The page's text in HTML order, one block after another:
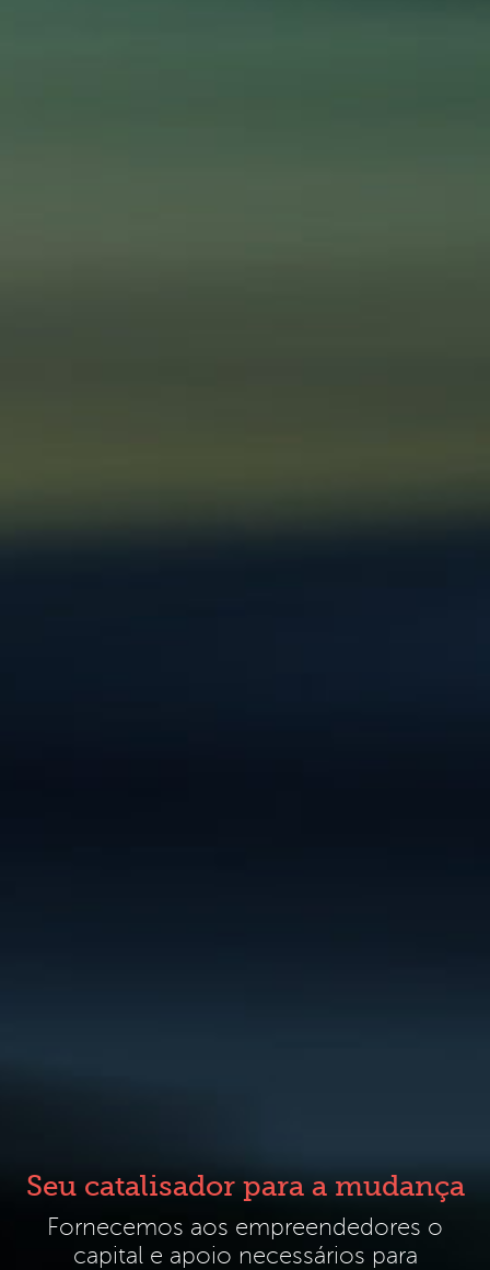
Seu catalisador para a mudança
Fornecemos aos empreendedores o
capital e apoio necessários para